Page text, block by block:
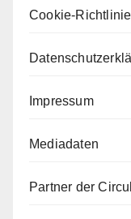
Cookie-
Impressum
Mediadaten
Partner der